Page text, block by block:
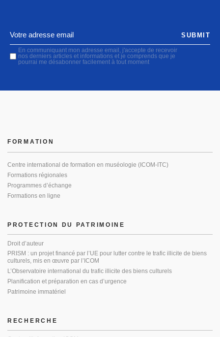
En communiquant mon adresse email, j'accepte de recevoir
nos derniers articles et informations et je comprends que je
pourrai me désabonner facilement à tout moment
SUBMIT
PROTECTION DU PATRIMOINE
Droit d’auteur
PRISM : un projet financé par l’UE pour lutter contre le trafic illicite de biens
culturels, mis en œuvre par l’ICOM
L’Observatoire international du trafic illicite des biens culturels
Planification et préparation en cas d’urgence
Patrimoine immatériel
FORMATION
Centre international de formation en muséologie (ICOM-ITC)
Formations régionales
Programmes d’échange
Formations en ligne
RECHERCHE